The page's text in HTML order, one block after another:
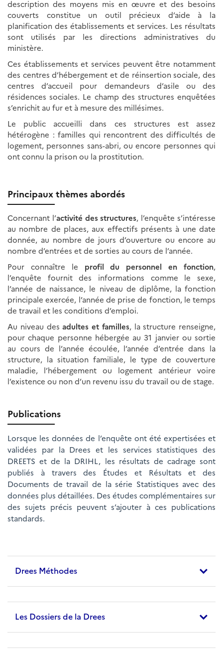
description des moyens mis en œuvre et des besoins
couverts constitue un outil précieux d’aide à la
planification des établissements et services. Les résultats
sont utilisés par les directions administratives du
ministère.
Ces établissements et services peuvent être notamment
des centres d’hébergement et de réinsertion sociale, des
centres d’accueil pour demandeurs d’asile ou des
résidences sociales. Le champ des structures enquêtées
s’enrichit au fur et à mesure des millésimes.
Le public accueilli dans ces structures est assez
hétérogène : familles qui rencontrent des difficultés de
logement, personnes sans-abri, ou encore personnes qui
ont connu la prison ou la prostitution.
Principaux thèmes abordés
Concernant l’activité des structures, l’enquête s’intéresse
au nombre de places, aux effectifs présents à une date
donnée, au nombre de jours d’ouverture ou encore au
nombre d’entrées et de sorties au cours de l’année.
Pour connaître le profil du personnel en fonction,
l’enquête fournit des informations comme le sexe,
l’année de naissance, le niveau de diplôme, la fonction
principale exercée, l’année de prise de fonction, le temps
de travail et les conditions d’emploi.
Au niveau desadultes et familles, la structure renseigne,
pour chaque personne hébergée au 31 janvier ou sortie
au cours de l’année écoulée, l’année d’entrée dans la
structure, la situation familiale, le type de couverture
maladie, l’hébergement ou logement antérieur voire
l’existence ou non d’un revenu issu du travail ou de stage.
Publications
Lorsque les données de l’enquête ont été expertisées et
validées par la Drees et les services statistiques des
DREETS et de la DRIHL, les résultats de cadrage sont
publiés à travers des Études et Résultats et des
Documents de travail de la série Statistiques avec des
données plus détaillées. Des études complémentaires sur
des sujets précis peuvent s’ajouter à ces publications
standards.
Drees Méthodes
Les Dossiers de la Drees